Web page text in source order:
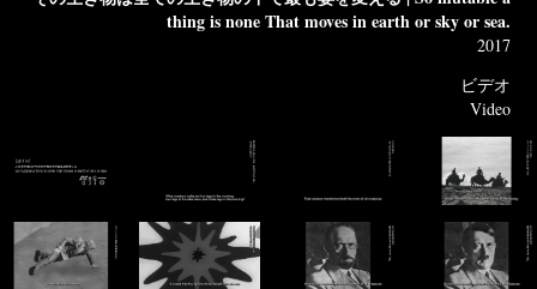
thing is none That moves in earth or sky or sea.
2017
ビデオ
Video